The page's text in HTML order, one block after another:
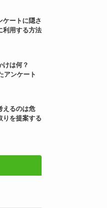
ケートに隠さ
利用する方法
けは何？
アンケート
えるのは危
りを提案する